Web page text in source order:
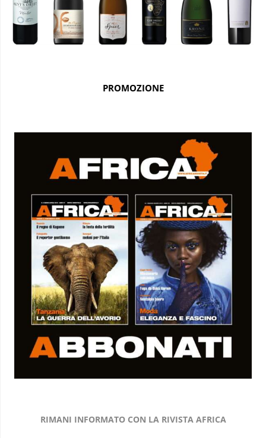
PROMOZIONE
RIMANI INFORMATO CON LA RIVISTA AFRICA